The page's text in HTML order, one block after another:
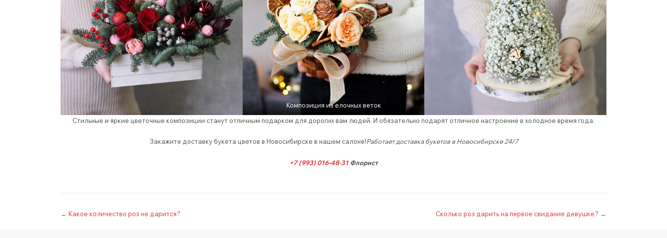
Композиция из елочных веток
Стильные и яркие цветочные композиции станут отличным подарком для дорогих вам людей. И обязательно подарят отличное настроение в холодное время года.
Закажите доставку букета цветов в Новосибирске в нашем салоне!Работает доставка букетов в Новосибирске 24/7
+7 (993) 016-48-31Флорист
Post
← Какое количество роз не дарится? Сколько роз дарить на первое свидание девушке? →